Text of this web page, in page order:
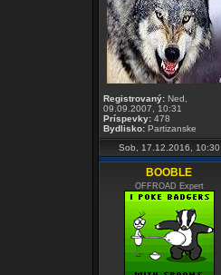
Registrovaný: Ned,
09.09.2007, 10:31
Príspevky: 478
Bydlisko: Partizanske
Sob, 17.12.2016, 10:30
BOOBLE
OFFROAD Expert